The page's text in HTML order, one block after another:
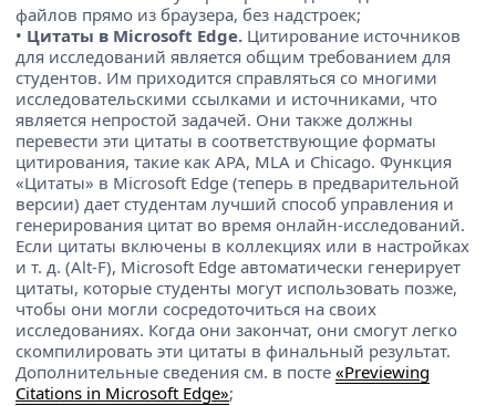
файлов прямо из браузера, без надстроек;
• Цитаты в Microsoft Edge. Цитирование источников
для исследований является общим требованием для
студентов. Им приходится справляться со многими
исследовательскими ссылками и источниками, что
является непростой задачей. Они также должны
перевести эти цитаты в соответствующие форматы
цитирования, такие как APA, MLA и Chicago. Функция
«Цитаты» в Microsoft Edge (теперь в предварительной
версии) дает студентам лучший способ управления и
генерирования цитат во время онлайн-исследований.
Если цитаты включены в коллекциях или в настройках
и т. д. (Alt-F), Microsoft Edge автоматически генерирует
цитаты, которые студенты могут использовать позже,
чтобы они могли сосредоточиться на своих
исследованиях. Когда они закончат, они смогут легко
скомпилировать эти цитаты в финальный результат.
Дополнительные сведения см. в посте «Previewing
Citations in Microsoft Edge»;